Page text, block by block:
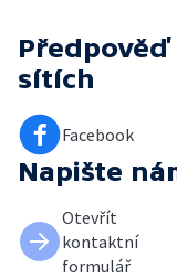
sítích
Facebook
Napište
Otevřít
kontaktní
formulář